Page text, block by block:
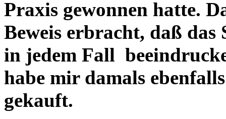
Praxis gewonnen hatte.
Beweis erbracht, daß das
in jedem Fall
habe mir damals
gekauft.